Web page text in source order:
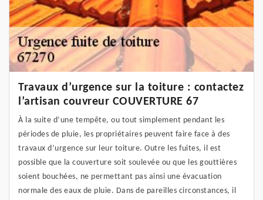
Travaux d’urgence sur la toiture : contactez
l’artisan couvreur COUVERTURE 67
À la suite d’une tempête, ou tout simplement pendant les
périodes de pluie, les propriétaires peuvent faire face à des
travaux d’urgence sur leur toiture. Outre les fuites, il est
possible que la couverture soit soulevée ou que les gouttières
soient bouchées, ne permettant pas ainsi une évacuation
normale des eaux de pluie. Dans de pareilles circonstances, il